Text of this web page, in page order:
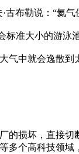
古布勒说：“
标准大小的游泳池
气中就会逸散到
的损坏，直接
多个高科技领